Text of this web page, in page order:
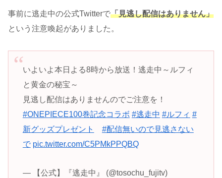
事前に逃走中の公式Twitterで「見逃し配信はありません」
という注意喚起がありました。
いよいよ本日よる8時から放送！逃走中～ルフィ
と黄金の秘宝～
見逃し配信はありませんのでご注意を！
#ONEPIECE100巻記念コラボ #逃走中 #ルフィ #
新グッズプレゼント
#配信無いので見逃さない
で pic.twitter.com/C5PMkPPQBQ
— 【公式】『逃走中』 (@tosochu_fujitv)